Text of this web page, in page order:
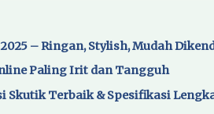
– Ringan, Stylish, Mudah
Paling Irit dan Tangguh
Skutik Terbaik & Spesifikasi